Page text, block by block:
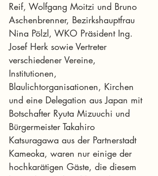
Reif, Wolfgang Moitzi und Bruno
Aschenbrenner, Bezirkshauptfrau
Nina Pölzl, WKO Präsident Ing.
Josef Herk sowie Vertreter
verschiedener Vereine,
Institutionen,
Blaulichtorganisationen, Kirchen
und eine Delegation aus Japan mit
Botschafter Ryuta Mizuuchi und
Bürgermeister Takahiro
Katsuragawa aus der Partnerstadt
Kameoka, waren nur einige der
hochkarätigen Gäste, die diesem